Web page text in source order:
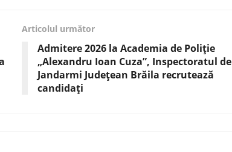
Articolul următor
Admitere 2026 la Academia de Poliție
„Alexandru Ioan Cuza”, Inspectoratul de
Jandarmi Județean Brăila recrutează
candidați